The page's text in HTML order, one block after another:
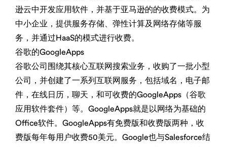
逊云中开发应用软件，并基于亚马逊的的收费模式。为
中小企业，提供服务存储、弹性计算及网络存储等服
务，并通过HaaS的模式进行收费。
谷歌的GoogleApps
谷歌公司围绕其核心互联网搜索业务，收购了一批小型
公司，并创建了一系列互联网服务，包括域名，电子邮
件，在线日历，聊天，和可收费的GoogleApps（谷歌
应用软件套件）等。GoogleApps就是以网络为基础的
Office软件。GoogleApps有免费版和收费版两种，收
费版每年每用户收费50美元。Google也与Salesforce结